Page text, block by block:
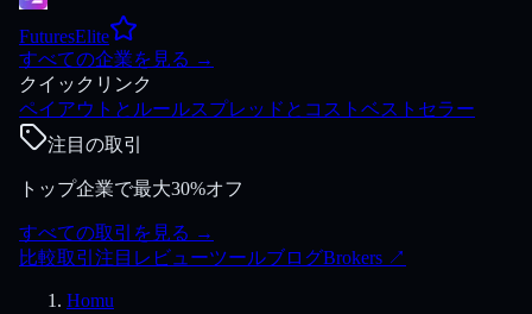
FuturesElite
すべての企業を見る →
クイックリンク
ペイアウトとルールスプレッドとコスト ベストセラー
注目の取引
トップ企業で最大30%オフ
すべての取引を見る →
比較取引 注目 レビューツールブログBrokers ↗
Homu